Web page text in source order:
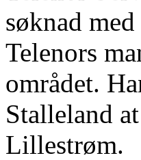
søknad
Telenors
området.
Stalleland
Lillestrøm.